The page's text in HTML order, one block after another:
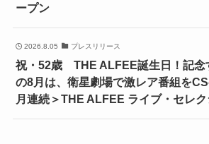
ープン
2026.8.05 プレスリリース
祝・52歳 THE ALFEE誕生日！記念
の8月は、衛星劇場で激レア番組を
月連続＞THE ALFEE ライブ・セレク